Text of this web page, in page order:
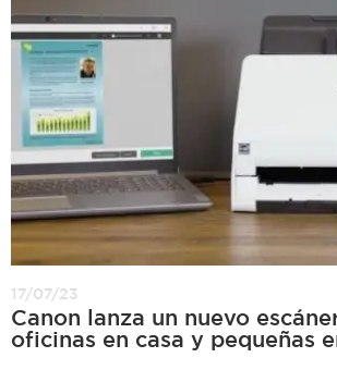
17/07/23
Canon lanza un nuevo
oficinas en casa y pequeñas